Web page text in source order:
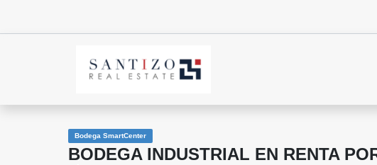
Bodega SmartCenter
BODEGA INDUSTRIAL EN RENTA